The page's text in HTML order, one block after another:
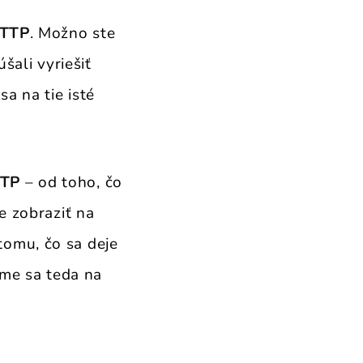
. Možno ste
vyriešiť
na tie isté
– od toho, čo
zobraziť na
čo sa deje
sa teda na